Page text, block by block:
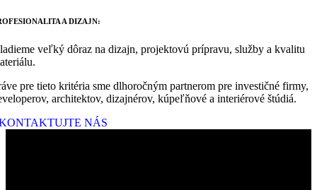
A DIZAJN:
veľký dôraz na dizajn, projektovú prípravu, služby a kvalitu
pre tieto kritéria sme dlhoročným partnerom pre investičné firmy,
architektov, dizajnérov, kúpeľňové a interiérové štúdiá.
NÁS